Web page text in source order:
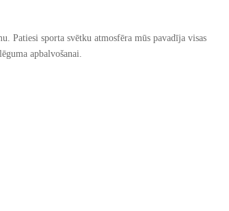
Patiesi sporta svētku atmosfēra mūs pavadīja visas
apbalvošanai.